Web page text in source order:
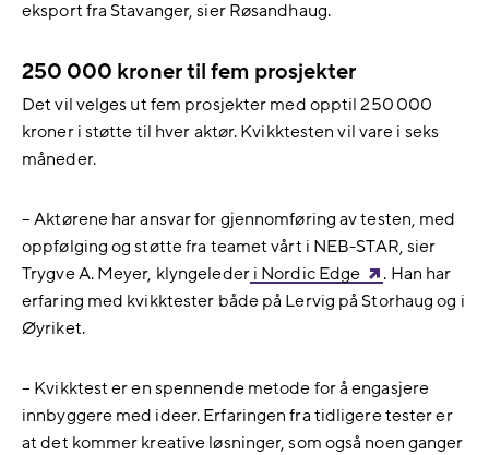
eksport fra Stavanger, sier Røsandhaug.
250 000 kroner til fem prosjekter
Det vil velges ut fem prosjekter med opptil 250 000
kroner i støtte til hver aktør. Kvikktesten vil vare i seks
måneder.
– Aktørene har ansvar for gjennomføring av testen, med
oppfølging og støtte fra teamet vårt i NEB-STAR, sier
Trygve A. Meyer, klyngelederi Nordic Edge
. Han har
erfaring med kvikktester både på Lervig på Storhaug og i
Øyriket.
– Kvikktest er en spennende metode for å engasjere
innbyggere med ideer. Erfaringen fra tidligere tester er
at det kommer kreative løsninger, som også noen ganger